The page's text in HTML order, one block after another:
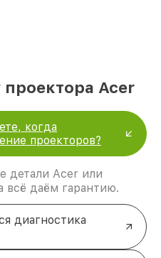
проектора Acer
когда
проекторов?
детали Acer или
всё даём гарантию.
диагностика